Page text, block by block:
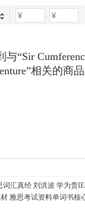
-
“Sir
相关的商